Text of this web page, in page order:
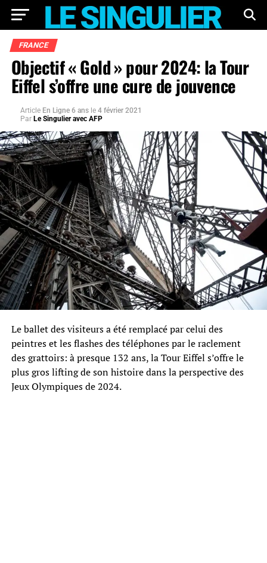
FRANCE
Objectif « Gold » pour 2024: la Tour
Eiffel s’offre une cure de jouvence
Article En Ligne 6 ans le 4 février 2021
Par Le Singulier avec AFP
Le ballet des visiteurs a été remplacé par celui des
peintres et les flashes des téléphones par le raclement
des grattoirs: à presque 132 ans, la Tour Eiffel s’offre le
plus gros lifting de son histoire dans la perspective des
Jeux Olympiques de 2024.